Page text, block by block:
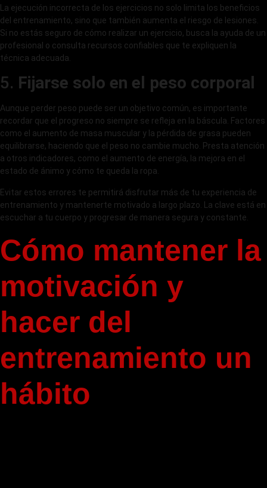
La ejecución incorrecta de los ejercicios no solo limita los beneficios
del entrenamiento, sino que también aumenta el riesgo de lesiones.
Si no estás seguro de cómo realizar un ejercicio, busca la ayuda de un
profesional o consulta recursos confiables que te expliquen la
técnica adecuada.
5. Fijarse solo en el peso corporal
Aunque perder peso puede ser un objetivo común, es importante
recordar que el progreso no siempre se refleja en la báscula. Factores
como el aumento de masa muscular y la pérdida de grasa pueden
equilibrarse, haciendo que el peso no cambie mucho. Presta atención
a otros indicadores, como el aumento de energía, la mejora en el
estado de ánimo y cómo te queda la ropa.
Evitar estos errores te permitirá disfrutar más de tu experiencia de
entrenamiento y mantenerte motivado a largo plazo. La clave está en
escuchar a tu cuerpo y progresar de manera segura y constante.
Cómo mantener la
motivación y
hacer del
entrenamiento un
hábito